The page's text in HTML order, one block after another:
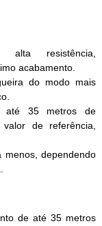
alta resistência,
acabamento.
do modo mais
até 35 metros de
de referência,
dependendo
de até 35 metros